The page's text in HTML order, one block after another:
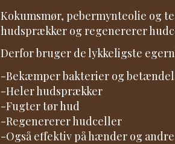
Kokumsmør, pebermynteolie og
hudsprækker og regenererer
Derfor bruger de lykkeligste egern
-Bekæmper bakterier og
-Heler hudsprækker
-Fugter tør hud
-Regenererer hudceller
-Også effektiv på hænder og